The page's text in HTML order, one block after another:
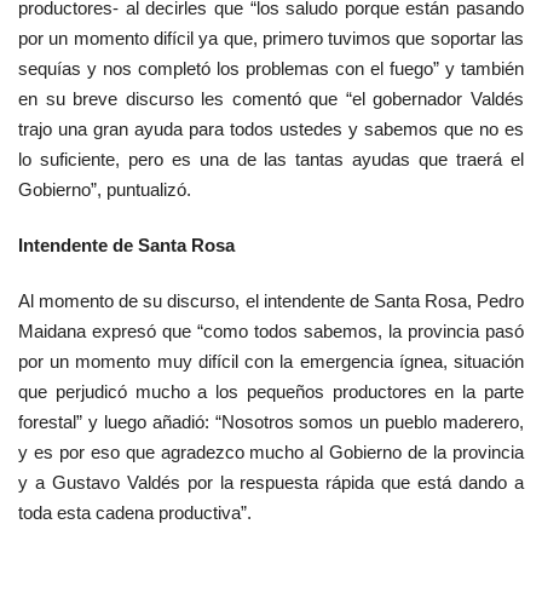
productores- al decirles que “los saludo porque están pasando
por un momento difícil ya que, primero tuvimos que soportar las
sequías y nos completó los problemas con el fuego” y también
en su breve discurso les comentó que “el gobernador Valdés
trajo una gran ayuda para todos ustedes y sabemos que no es
lo suficiente, pero es una de las tantas ayudas que traerá el
Gobierno”, puntualizó.
Intendente de Santa Rosa
Al momento de su discurso, el intendente de Santa Rosa, Pedro
Maidana expresó que “como todos sabemos, la provincia pasó
por un momento muy difícil con la emergencia ígnea, situación
que perjudicó mucho a los pequeños productores en la parte
forestal” y luego añadió: “Nosotros somos un pueblo maderero,
y es por eso que agradezco mucho al Gobierno de la provincia
y a Gustavo Valdés por la respuesta rápida que está dando a
toda esta cadena productiva”.